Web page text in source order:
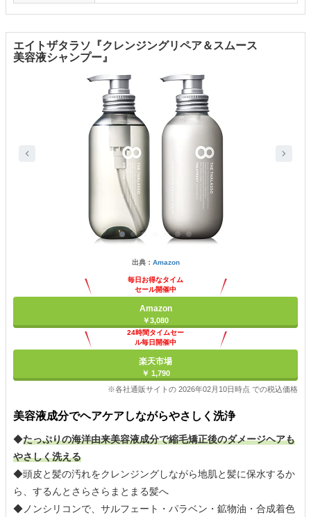
エイトザタラソ『クレンジングリペア＆スムース
美容液シャンプー』
出典： Amazon
毎日お得なタイム
セール開催中
Amazon
￥3,080
24時間タイムセー
ル毎日開催中
楽天市場
￥ 1,790
※各社通販サイトの 2026年02月10日時点 での税込価格
美容液成分でヘアケアしながらやさしく洗浄
◆たっぷりの海洋由来美容液成分で縮毛矯正後のダメージヘアも
やさしく洗える
◆頭皮と髪の汚れをクレンジングしながら地肌と髪に保水するか
ら、するんとさらさらまとまる髪へ
◆ノンシリコンで、サルフェート・パラベン・鉱物油・合成着色